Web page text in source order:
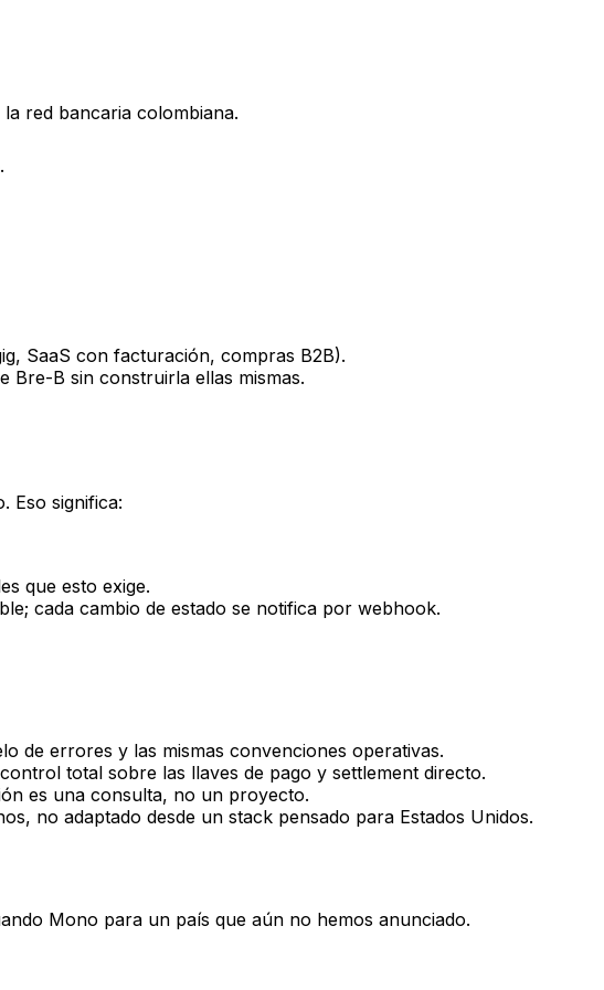
red bancaria colombiana.
SaaS con facturación, compras B2B).
Bre-B sin construirla ellas mismas.
Eso significa:
que esto exige.
cada cambio de estado se notifica por webhook.
de errores y las mismas convenciones operativas.
total sobre las llaves de pago y settlement directo.
es una consulta, no un proyecto.
no adaptado desde un stack pensado para Estados Unidos.
Mono para un país que aún no hemos anunciado.